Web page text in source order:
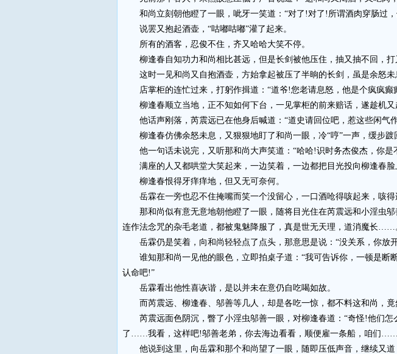
和尚立刻朝他瞪了一眼，呲牙一笑道：“对了!对了!所谓酒肉穿肠过，
说罢又抱起酒壶，“咕嘟咕嘟”灌了起来。
所有的酒客，忍俊不住，齐又哈哈大笑不停。
柳逢春自知功力和尚相比甚远，但是长剑被他压住，抽又抽不回，打
这时一见和尚又自抱酒壶，方始拿起被压了半晌的长剑，虽是余怒未
店掌柜的连忙过来，打躬作揖道：“道爷!您老请息怒，他是个疯疯癫
柳逢春顺立当地，正不知如何下台，一见掌柜的前来赔话，遂趁机
他话声刚落，芮震远已在他身后喊道：“道史请回位吧，惹这些闲气
柳逢春仿佛余怒未息，又狠狠地盯了和尚一眼，冷“哼”一声，缓步
他一句话未说完，又听那和尚大声笑道：“哈哈!识时务杰俊杰，你是
满座的人又都哄堂大笑起来，一边笑着，一边都把目光投向柳逢春脸
柳逢春恨得牙痒痒地，但又无可奈何。
岳霖在一旁也忍不住掩嘴而笑一个没留心，一口酒呛得咳起来，咳得
那和尚似有意无意地朝他瞪了一眼，随将目光住在芮震远和小淫虫邬
连作法念咒的杂毛老道，都被鬼魅降服了，真是世无天理，道消魔长……
岳霖仍是笑着，向和尚轻轻点了点头，那意思是说：“没关系，你放
谁知那和尚一见他的眼色，立即拍桌子道：“我可告诉你，一顿是断
认命吧!”
岳霖看出他性喜诙谐，是以并未在意仍自吃喝如故。
而芮震远、柳逢春、邬善等几人，却是各吃一惊，都不料这和尚，竟
芮震远面色阴沉，瞥了小淫虫邬善一眼，对柳逢春道：“奇怪!他们怎
了……我看，这样吧!邬善老弟，你去海边看看，顺便雇一条船，咱们
他说到这里，向岳霖和那个和尚望了一眼，随即压低声音，继续又道